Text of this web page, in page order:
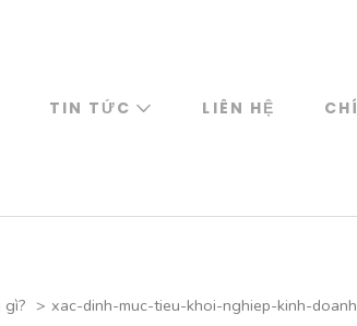
TIN TỨC LIÊN HỆ
gì? > xac-dinh-muc-tieu-khoi-nghiep-kinh-doanh